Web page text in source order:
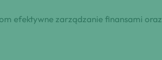
efektywne zarządzanie finansami oraz